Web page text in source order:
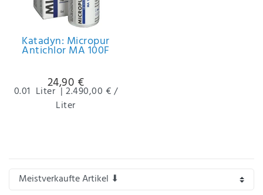
Katadyn: Micropur
Antichlor MA 100F
24,90 €
0.01 Liter | 2.490,00 € /
Liter